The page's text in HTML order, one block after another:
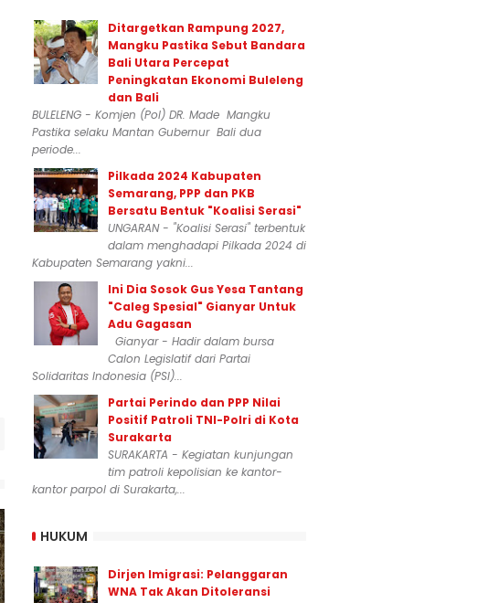
Ditargetkan Rampung 2027,
Mangku Pastika Sebut Bandara
Bali Utara Percepat
Peningkatan Ekonomi Buleleng
dan Bali
BULELENG - Komjen (Pol) DR. Made Mangku
Pastika selaku Mantan Gubernur Bali dua
periode...
Pilkada 2024 Kabupaten
Semarang, PPP dan PKB
Bersatu Bentuk "Koalisi Serasi"
UNGARAN - "Koalisi Serasi" terbentuk
dalam menghadapi Pilkada 2024 di
Kabupaten Semarang yakni...
Ini Dia Sosok Gus Yesa Tantang
"Caleg Spesial" Gianyar Untuk
Adu Gagasan
Gianyar - Hadir dalam bursa
Calon Legislatif dari Partai
Solidaritas Indonesia (PSI)...
Partai Perindo dan PPP Nilai
Positif Patroli TNI-Polri di Kota
Surakarta
SURAKARTA - Kegiatan kunjungan
tim patroli kepolisian ke kantor-
kantor parpol di Surakarta,...
HUKUM
Dirjen Imigrasi: Pelanggaran
WNA Tak Akan Ditoleransi